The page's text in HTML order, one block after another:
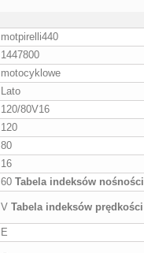
motpirelli440
1447800
motocyklowe
Lato
120/80V16
120
80
16
60 Tabela indeksów nośności
V Tabela indeksów prędkości
E